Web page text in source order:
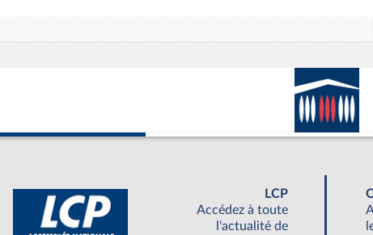
LCP
Accédez à toute
l'actualité de